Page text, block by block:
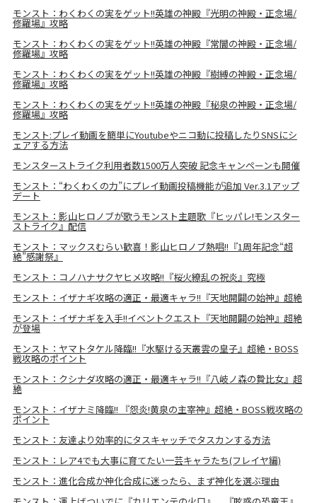
モンスト：わくわくの実をゲット!!英雄の神殿『光明の神殿・正念場/
修羅場』攻略
モンスト：わくわくの実をゲット!!英雄の神殿『常闇の神殿・正念場/
修羅場』攻略
モンスト：わくわくの実をゲット!!英雄の神殿『樹縛の神殿・正念場/
修羅場』攻略
モンスト：わくわくの実をゲット!!英雄の神殿『秘泉の神殿・正念場/
修羅場』攻略
モンスト:プレイ動画を簡単にYoutubeやニコ動に投稿したりSNSにシ
ェアする方法
モンスターストライク利用者数1500万人突破 記念キャンペーンも開催
モンスト：“わくわくの力”にプレイ動画投稿機能が追加 Ver.3.1アップ
デート
モンスト：影山ヒロノブが歌うモンスト主題歌『ヒッパレ!モンスター
ストライク』配信
モンスト：マックスむらい歓喜！影山ヒロノブ熱唱!!『1周年記念“超
絶”感謝祭』
モンスト：コノハナサクヤヒメ攻略!!『桜火繚乱の祝炎』究極
モンスト：イザナギ攻略の適正・最適キャラ!!『天地開闢の始神』超絶
モンスト：イザナギを入手!!イベントクエスト『天地開闢の始神』超絶
が登場
モンスト：ヤマトタケル降臨!!『水駆ける天叢雲の皇子』超絶・BOSS
戦攻略のポイント
モンスト：クシナダ攻略の適正・最適キャラ!!『八岐ノ森の贄比女』超
絶
モンスト：イザナミ降臨!! 『怨炎!黄泉の主宰神』超絶・BOSS戦攻略の
ポイント
モンスト：友達より効率的にタスキャッチでタスカンする方法
モンスト：レア4でも大事に育てたい一芸キャラたち(フレイヤ編)
モンスト：進化合成か神化合成に迷ったら、まず神化を選ぶ理由